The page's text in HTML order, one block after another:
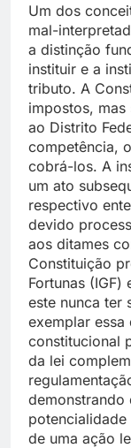
Um dos
mal-
a distinção
instituir e a
tributo. A
impostos, mas
ao Distrito
competência,
cobrá-los. A
um ato
respectivo
devido
aos ditames
Constituição
Fortunas (IGF)
este nunca ter
exemplar
constitucional
da lei
demonstrando
de uma ação